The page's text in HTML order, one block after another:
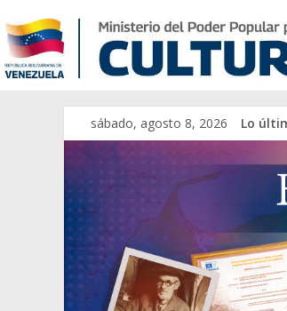
sábado, agosto 8, 2026 Lo